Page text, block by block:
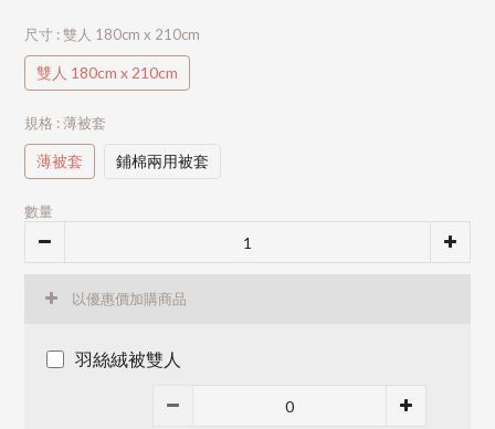
尺寸 : 雙人 180cm x 210cm
雙人 180cm x 210cm
規格 : 薄被套
薄被套 鋪棉兩用被套
數量
以優惠價加購商品
羽絲絨被雙人